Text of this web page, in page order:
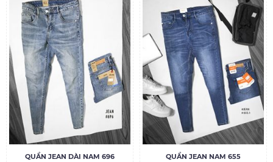
QUẦN JEAN DÀI NAM 696 QUẦN JEAN NAM 655